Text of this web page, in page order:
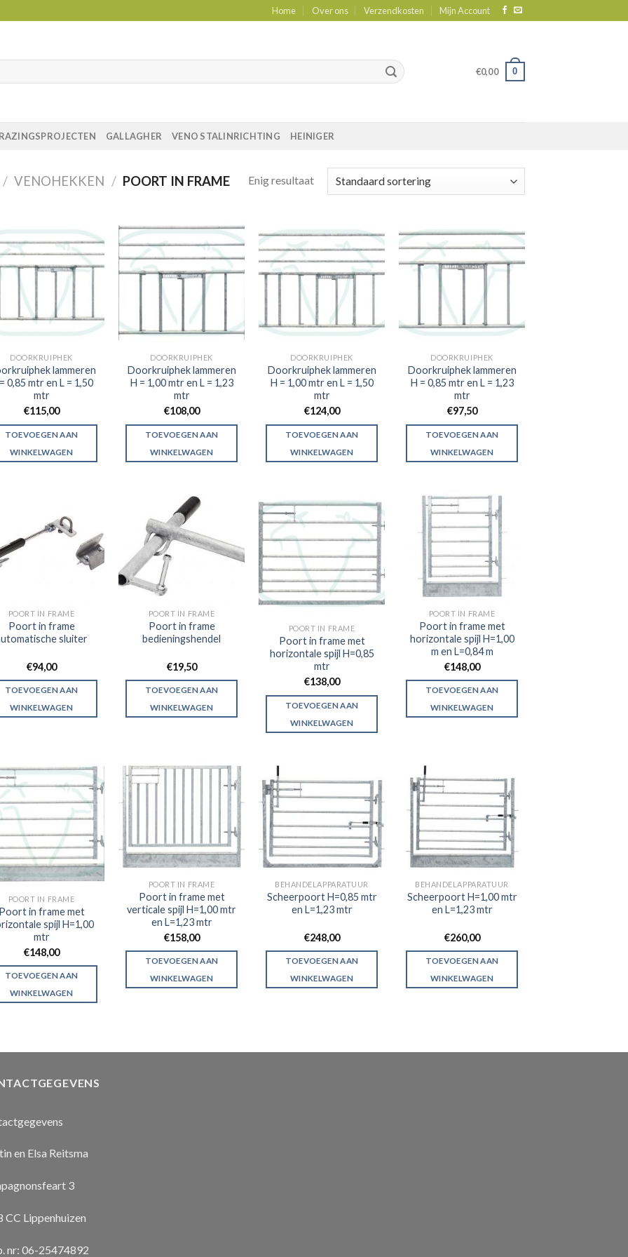
Home Over ons Verzendkosten Mijn Account
€0,00 0
GALLAGHER VENO STALINRICHTING HEINIGER
/ VENOHEKKEN / POORT IN FRAME Enig resultaat
DOORKRUIPHEK
lammeren
0,85 mtr en L = 1,50
mtr
€115,00
TOEVOEGEN AAN
WINKELWAGEN
DOORKRUIPHEK
Doorkruiphek lammeren
H = 1,00 mtr en L = 1,23
mtr
€108,00
TOEVOEGEN AAN
WINKELWAGEN
DOORKRUIPHEK
Doorkruiphek lammeren
H = 1,00 mtr en L = 1,50
mtr
€124,00
TOEVOEGEN AAN
WINKELWAGEN
DOORKRUIPHEK
Doorkruiphek lammeren
H = 0,85 mtr en L = 1,23
mtr
€97,50
TOEVOEGEN AAN
WINKELWAGEN
POORT IN FRAME
Poort in frame
sluiter
€94,00
TOEVOEGEN AAN
WINKELWAGEN
POORT IN FRAME
Poort in frame
bedieningshendel
€19,50
TOEVOEGEN AAN
WINKELWAGEN
POORT IN FRAME
Poort in frame met
horizontale spijl H=0,85
mtr
€138,00
TOEVOEGEN AAN
WINKELWAGEN
POORT IN FRAME
Poort in frame met
horizontale spijl H=1,00
m en L=0,84 m
€148,00
TOEVOEGEN AAN
WINKELWAGEN
POORT IN FRAME
in frame met
spijl H=1,00
mtr
€148,00
TOEVOEGEN AAN
WINKELWAGEN
POORT IN FRAME
Poort in frame met
verticale spijl H=1,00 mtr
en L=1,23 mtr
€158,00
TOEVOEGEN AAN
WINKELWAGEN
BEHANDELAPPARATUUR
Scheerpoort H=0,85 mtr
en L=1,23 mtr
€248,00
TOEVOEGEN AAN
WINKELWAGEN
BEHANDELAPPARATUUR
Scheerpoort H=1,00 mtr
en L=1,23 mtr
€260,00
TOEVOEGEN AAN
WINKELWAGEN
en Elsa Reitsma
3
CC Lippenhuizen
nr: 06-25474892